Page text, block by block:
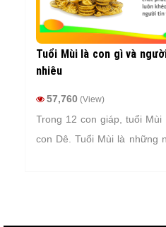
Tuổi Mùi là con gì và
nhiêu
57,760 (View)
Trong 12 con giáp, tuổi
con Dê. Tuổi Mùi là những